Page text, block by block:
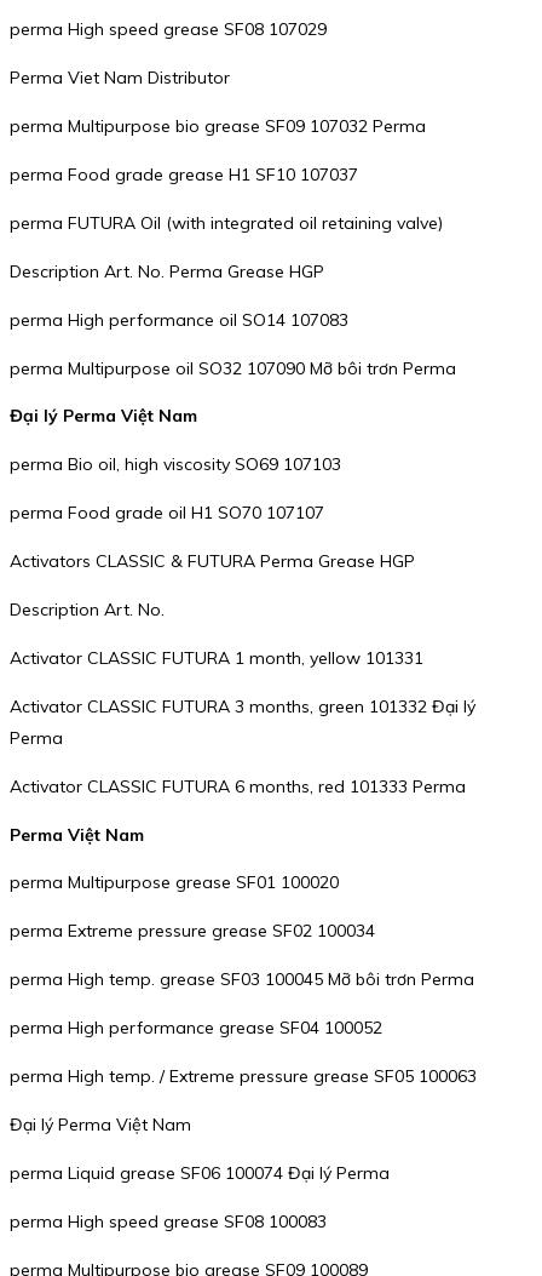
perma High speed grease SF08 107029
Perma Viet Nam Distributor
perma Multipurpose bio grease SF09 107032 Perma
perma Food grade grease H1 SF10 107037
perma FUTURA Oil (with integrated oil retaining valve)
Description Art. No. Perma Grease HGP
perma High performance oil SO14 107083
perma Multipurpose oil SO32 107090 Mỡ bôi trơn Perma
Đại lý Perma Việt Nam
perma Bio oil, high viscosity SO69 107103
perma Food grade oil H1 SO70 107107
Activators CLASSIC & FUTURA Perma Grease HGP
Description Art. No.
Activator CLASSIC FUTURA 1 month, yellow 101331
Activator CLASSIC FUTURA 3 months, green 101332 Đại lý
Perma
Activator CLASSIC FUTURA 6 months, red 101333 Perma
Perma Việt Nam
perma Multipurpose grease SF01 100020
perma Extreme pressure grease SF02 100034
perma High temp. grease SF03 100045 Mỡ bôi trơn Perma
perma High performance grease SF04 100052
perma High temp. / Extreme pressure grease SF05 100063
Đại lý Perma Việt Nam
perma Liquid grease SF06 100074 Đại lý Perma
perma High speed grease SF08 100083
perma Multipurpose bio grease SF09 100089